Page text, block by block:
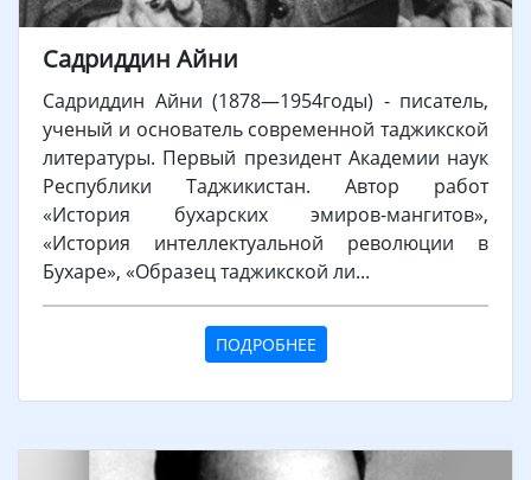
Садриддин Айни
Садриддин Айни (1878—1954годы) - писатель,
ученый и основатель современной таджикской
литературы. Первый президент Академии наук
Республики Таджикистан. Автор работ
«История бухарских эмиров-мангитов»,
«История интеллектуальной революции в
Бухаре», «Образец таджикской ли...
ПОДРОБНЕЕ